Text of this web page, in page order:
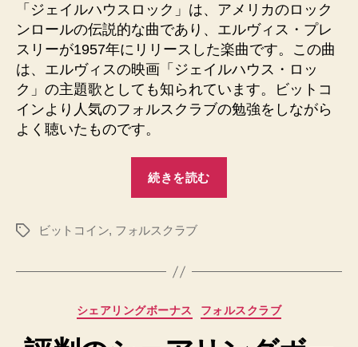
利
用”
ェ
イ
ル
ハ
ウ
ス
ロ
ッ
の
「ジェイルハウスロック」は、アメリカのロック
ンロールの伝説的な曲であり、エルヴィス・プレ
スリーが1957年にリリースした楽曲です。この曲
は、エルヴィスの映画「ジェイルハウス・ロッ
ク」の主題歌としても知られています。ビットコ
インより人気のフォルスクラブの勉強をしながら
よく聴いたものです。
続きを読む
ン
フ
ォ
タ
ビットコイン, フォルスクラブ
カ
ゴ
シェアリングボーナス フォルスクラブ